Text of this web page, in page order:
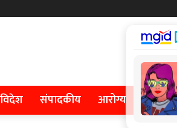
विदेश संपादकीय आरोग्य